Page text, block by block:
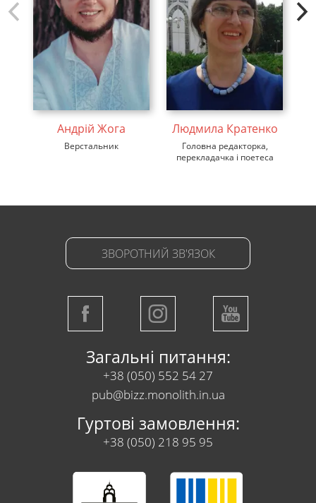
Андрій Жога
Верстальник
Людмила Кратенко
Головна редакторка,
перекладачка і поетеса
ЗВОРОТНИЙ ЗВ'ЯЗОК
Загальні питання:
+38 (050) 552 54 27
pub@bizz.monolith.in.ua
Гуртові замовлення:
+38 (050) 218 95 95